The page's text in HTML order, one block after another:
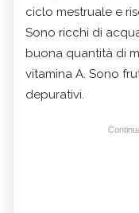
ciclo mestruale e
Sono ricchi di
buona quantità di
vitamina A. Sono
depurativi.